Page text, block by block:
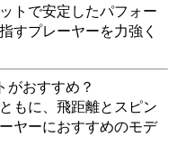
トで安定したパフォー
すプレーヤーを力強く
がおすすめ？
もに、飛距離とスピン
ヤーにおすすめのモデ